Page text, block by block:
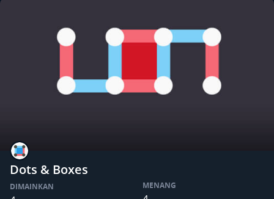
Dots & Boxes
DIMAINKAN MENANG